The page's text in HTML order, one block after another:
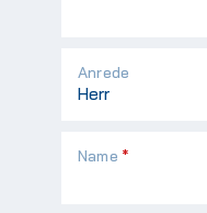
Anrede
Pflichtfeld
Name *